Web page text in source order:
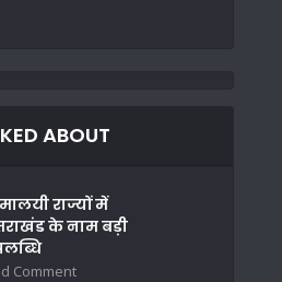
ABOUT
राज्यों में
के नाम बड़ी
Comment